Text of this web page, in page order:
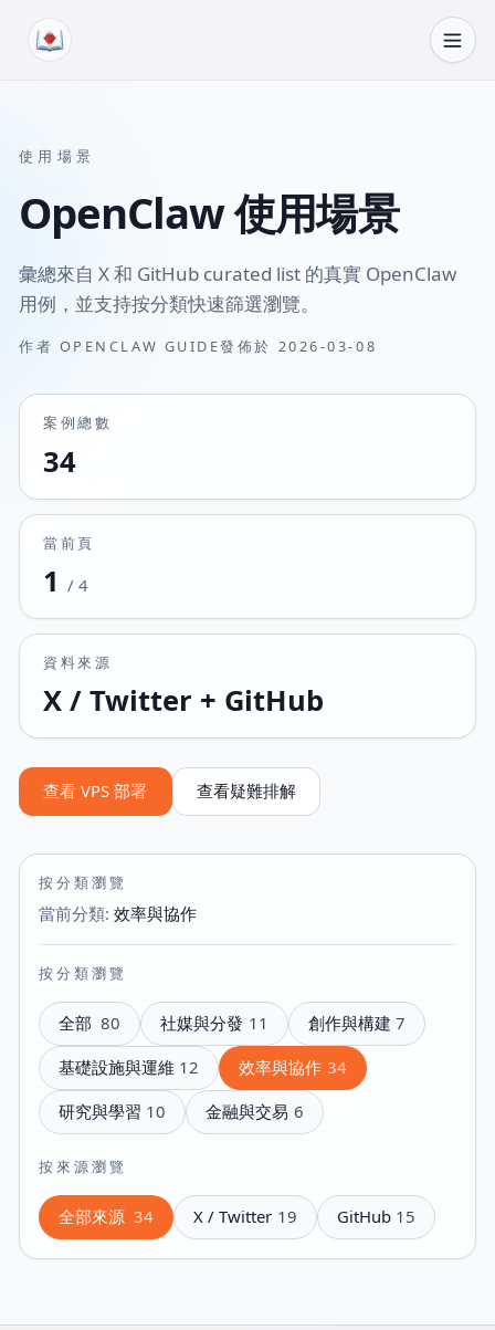
使用場景
OpenClaw 使用場景
彙總來自 X 和 GitHub curated list 的真實 OpenClaw
用例，並支持按分類快速篩選瀏覽。
作者 OPENCLAW GUIDE發佈於 2026-03-08
案例總數
34
當前頁
1 /4
資料來源
X / Twitter + GitHub
查看 VPS 部署 查看疑難排解
按分類瀏覽
當前分類: 效率與協作
按分類瀏覽
全部 80 社媒與分發 11 創作與構建 7
基礎設施與運維 12 效率與協作 34
研究與學習 10 金融與交易 6
按來源瀏覽
全部來源 34 X / Twitter 19 GitHub 15